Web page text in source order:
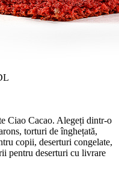
Ciao Cacao. Alegeți dintr-o
torturi de înghețată,
copii, deserturi congelate,
pentru deserturi cu livrare